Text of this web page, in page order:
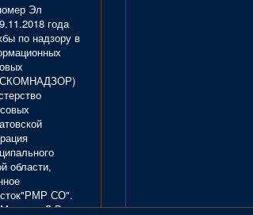
Эл
года
по надзору в
области,
СО".
Л.В.